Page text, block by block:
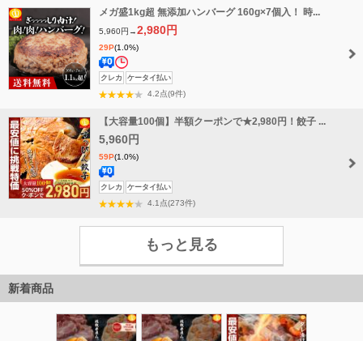
料
メガ盛1kg超 無添加ハンバーグ 160g×7個入！ 時...
5,960円→2,980円
29P(1.0%)
送
料
料
タ
イ
セ
ー
ル
クレカ ケータイ払い
4.2点(9件)
【大容量100個】半額クーポンで★2,980円！餃子 ...
5,960円
59P(1.0%)
送
料
クレカ ケータイ払い
4.1点(273件)
もっと見る
新着商品